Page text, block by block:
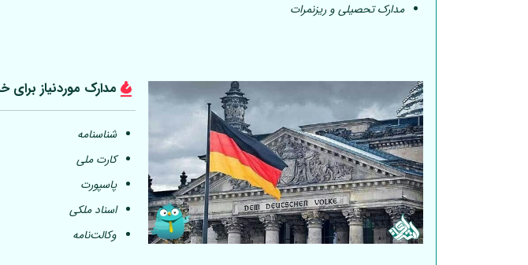
مدارک تحصیلی و ریزنمرات
مدارک موردنیاز برای
شناسنامه
کارت ملی
پاسپورت
اسناد ملکی
وکالت‌نامه